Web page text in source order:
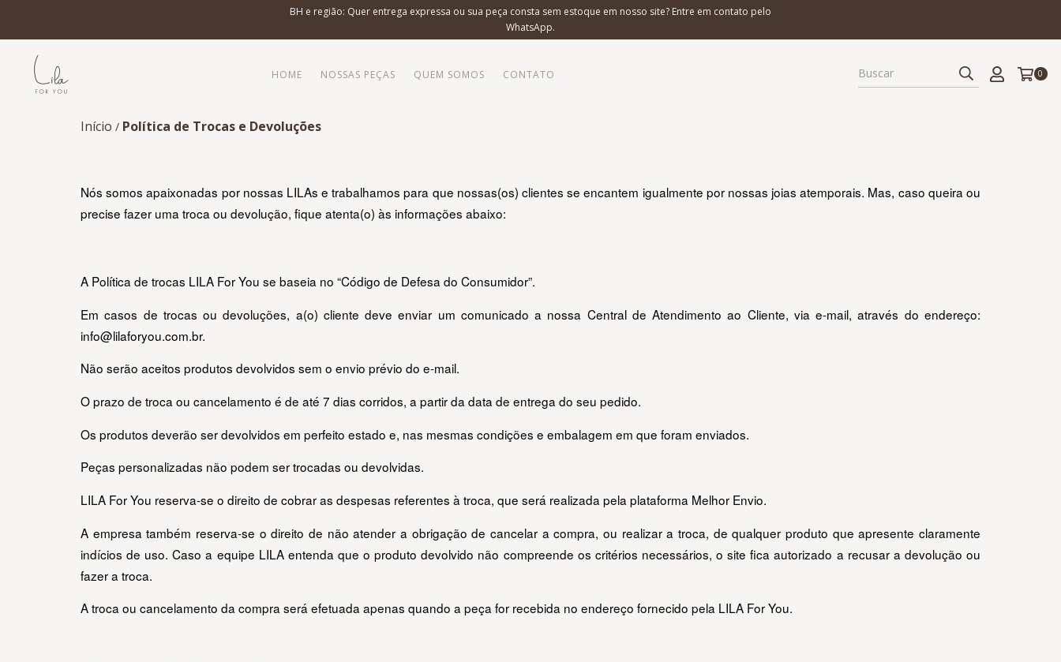
BH e região: Quer entrega expressa ou sua peça consta sem estoque em nosso site? Entre em contato pelo
WhatsApp.
HOME NOSSAS PEÇAS QUEM SOMOS CONTATO 0
Início / Política de Trocas e Devoluções
Nós somos apaixonadas por nossas LILAs e trabalhamos para que nossas(os) clientes se encantem igualmente por nossas joias atemporais. Mas, caso queira ou
precise fazer uma troca ou devolução, fique atenta(o) às informações abaixo:
A Política de trocas LILA For You se baseia no “Código de Defesa do Consumidor”.
info@lilaforyou.com.br.
Não serão aceitos produtos devolvidos sem o envio prévio do e-mail.
O prazo de troca ou cancelamento é de até 7 dias corridos, a partir da data de entrega do seu pedido.
Os produtos deverão ser devolvidos em perfeito estado e, nas mesmas condições e embalagem em que foram enviados.
Peças personalizadas não podem ser trocadas ou devolvidas.
LILA For You reserva-se o direito de cobrar as despesas referentes à troca, que será realizada pela plataforma Melhor Envio.
A empresa também reserva-se o direito de não atender a obrigação de cancelar a compra, ou realizar a troca, de qualquer produto que apresente claramente
indícios de uso. Caso a equipe LILA entenda que o produto devolvido não compreende os critérios necessários, o site fica autorizado a recusar a devolução ou
fazer a troca.
A troca ou cancelamento da compra será efetuada apenas quando a peça for recebida no endereço fornecido pela LILA For You.